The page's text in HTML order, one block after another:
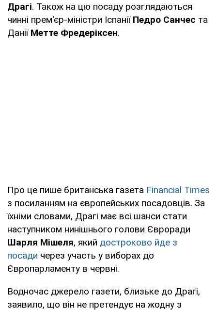
Драгі. Також на цю посаду розглядаються
чинні прем'єр-міністри Іспанії Педро Санчес та
Данії Метте Фредеріксен.
Про це пише британська газета Financial Times
з посиланням на європейських посадовців. За
їхніми словами, Драгі має всі шанси стати
наступником нинішнього голови Євроради
Шарля Мішеля, який достроково йде з
посади через участь у виборах до
Європарламенту в червні.
Водночас джерело газети, близьке до Драгі,
заявило, що він не претендує на жодну з